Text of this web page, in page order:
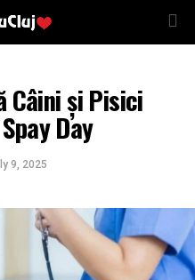
și Pisici
Day
9, 2025